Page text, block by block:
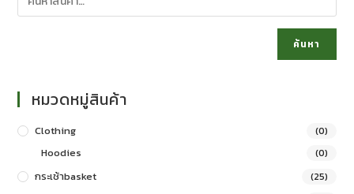
ค้นหา
หมวดหมู่สินค้า
Clothing (0)
Hoodies (0)
กระเช้าbasket (25)